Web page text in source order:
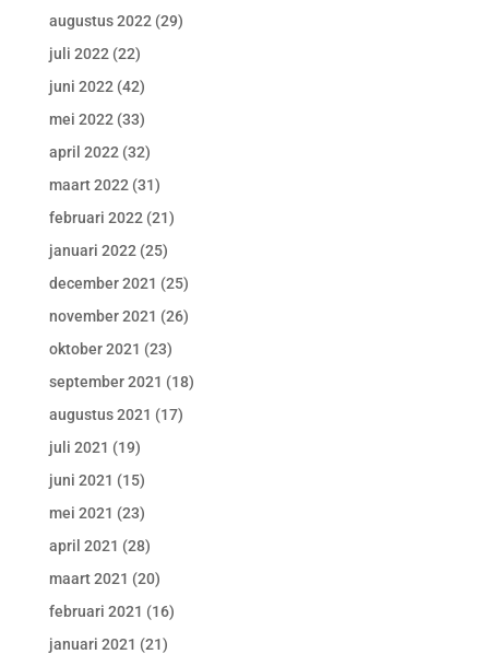
augustus 2022 (29)
juli 2022 (22)
juni 2022 (42)
mei 2022 (33)
april 2022 (32)
maart 2022 (31)
februari 2022 (21)
januari 2022 (25)
december 2021 (25)
november 2021 (26)
oktober 2021 (23)
september 2021 (18)
augustus 2021 (17)
juli 2021 (19)
juni 2021 (15)
mei 2021 (23)
april 2021 (28)
maart 2021 (20)
februari 2021 (16)
januari 2021 (21)